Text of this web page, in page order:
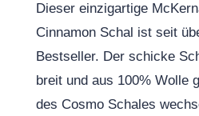
Dieser einzigartige
Cinnamon Schal ist seit
Bestseller. Der schicke
breit und aus 100% Wolle
des Cosmo Schales